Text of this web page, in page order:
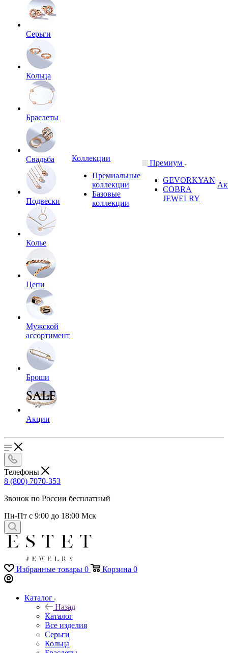
Серьги
Кольца
Браслеты
Свадьба
Подвески
Колье
Цепи
Мужской
ассортимент
Броши
Акции
Коллекции
Премиальные
коллекции
Базовые
коллекции
Премиум
GEVORKYAN
COBRA
JEWELRY
Телефоны
8 (800) 7070-353
Звонок по России бесплатный
Пн-Пт с 9:00 до 18:00 Мск
Избранные товары 0 Корзина 0
Каталог
Назад
Каталог
Все изделия
Серьги
Кольца